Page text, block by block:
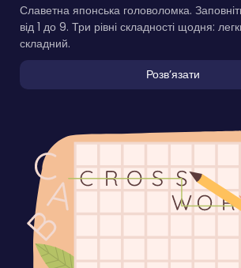
Славетна японська головоломка.
від 1 до 9. Три рівні складності щодня:
складний.
Розвʼязати